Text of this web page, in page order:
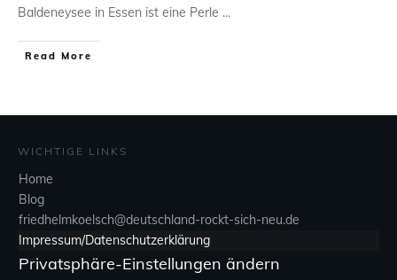
Baldeneysee in Essen ist eine Perle ...
Read More
WICHTIGE LINKS
Home
Blog
friedhelmkoelsch@deutschland-rockt-sich-neu.de
Impressum/Datenschutzerklärung
Privatsphäre-Einstellungen ändern